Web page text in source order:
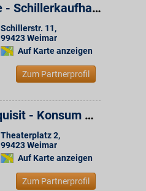
Fashion & Style - Schillerkaufhaus - Konsum Weimar Gruppe
Schillerstr. 11,
99423Weimar
Auf Karte anzeigen
Zum Partnerprofil
Labellounge Xquisit - Konsum Weimar Gruppe
Theaterplatz 2,
99423Weimar
Auf Karte anzeigen
Zum Partnerprofil